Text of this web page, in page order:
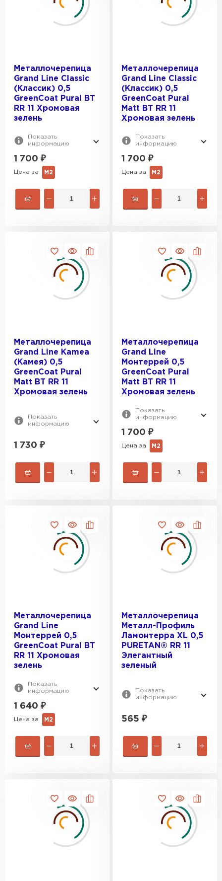
Хромовая зелень
Kvinta plus
Kamea
Kredo
GreenCoat Pural BT, matt
GreenСoat Pural BT
ВИД ПОВЕРХНОСТИ:
Глянцевая
МАКСИМАЛЬНАЯ ДЛИНА, М:
ОБЩАЯ ШИРИНА, ММ:
ПОЛЕЗНАЯ ШИРИНА, ММ:
Металлочерепица
Grand Line Classic
(Классик) 0,5
GreenСoat Pural BT
RR 11 Хромовая
зелень
Показать
информацию
1 700 ₽
Цена за М2
Металлочерепица
Grand Line Classic
(Классик) 0,5
GreenCoat Pural
Matt BT RR 11
Хромовая зелень
Показать
информацию
1 700 ₽
Цена за М2
Металлочерепица
Grand Line Kamea
(Камея) 0,5
GreenCoat Pural
Matt BT RR 11
Хромовая зелень
Показать
информацию
1 730 ₽
Металлочерепица
Grand Line
Монтеррей 0,5
GreenCoat Pural
Matt BT RR 11
Хромовая зелень
Показать
информацию
1 700 ₽
Цена за М2
Металлочерепица
Grand Line
Монтеррей 0,5
GreenСoat Pural BT
RR 11 Хромовая
зелень
Показать
информацию
1 640 ₽
Цена за М2
Металлочерепица
Металл-Профиль
Ламонтерра XL 0,5
PURETAN® RR 11
Элегантный
зеленый
Показать
информацию
565 ₽
ПЕРЕЙТИ